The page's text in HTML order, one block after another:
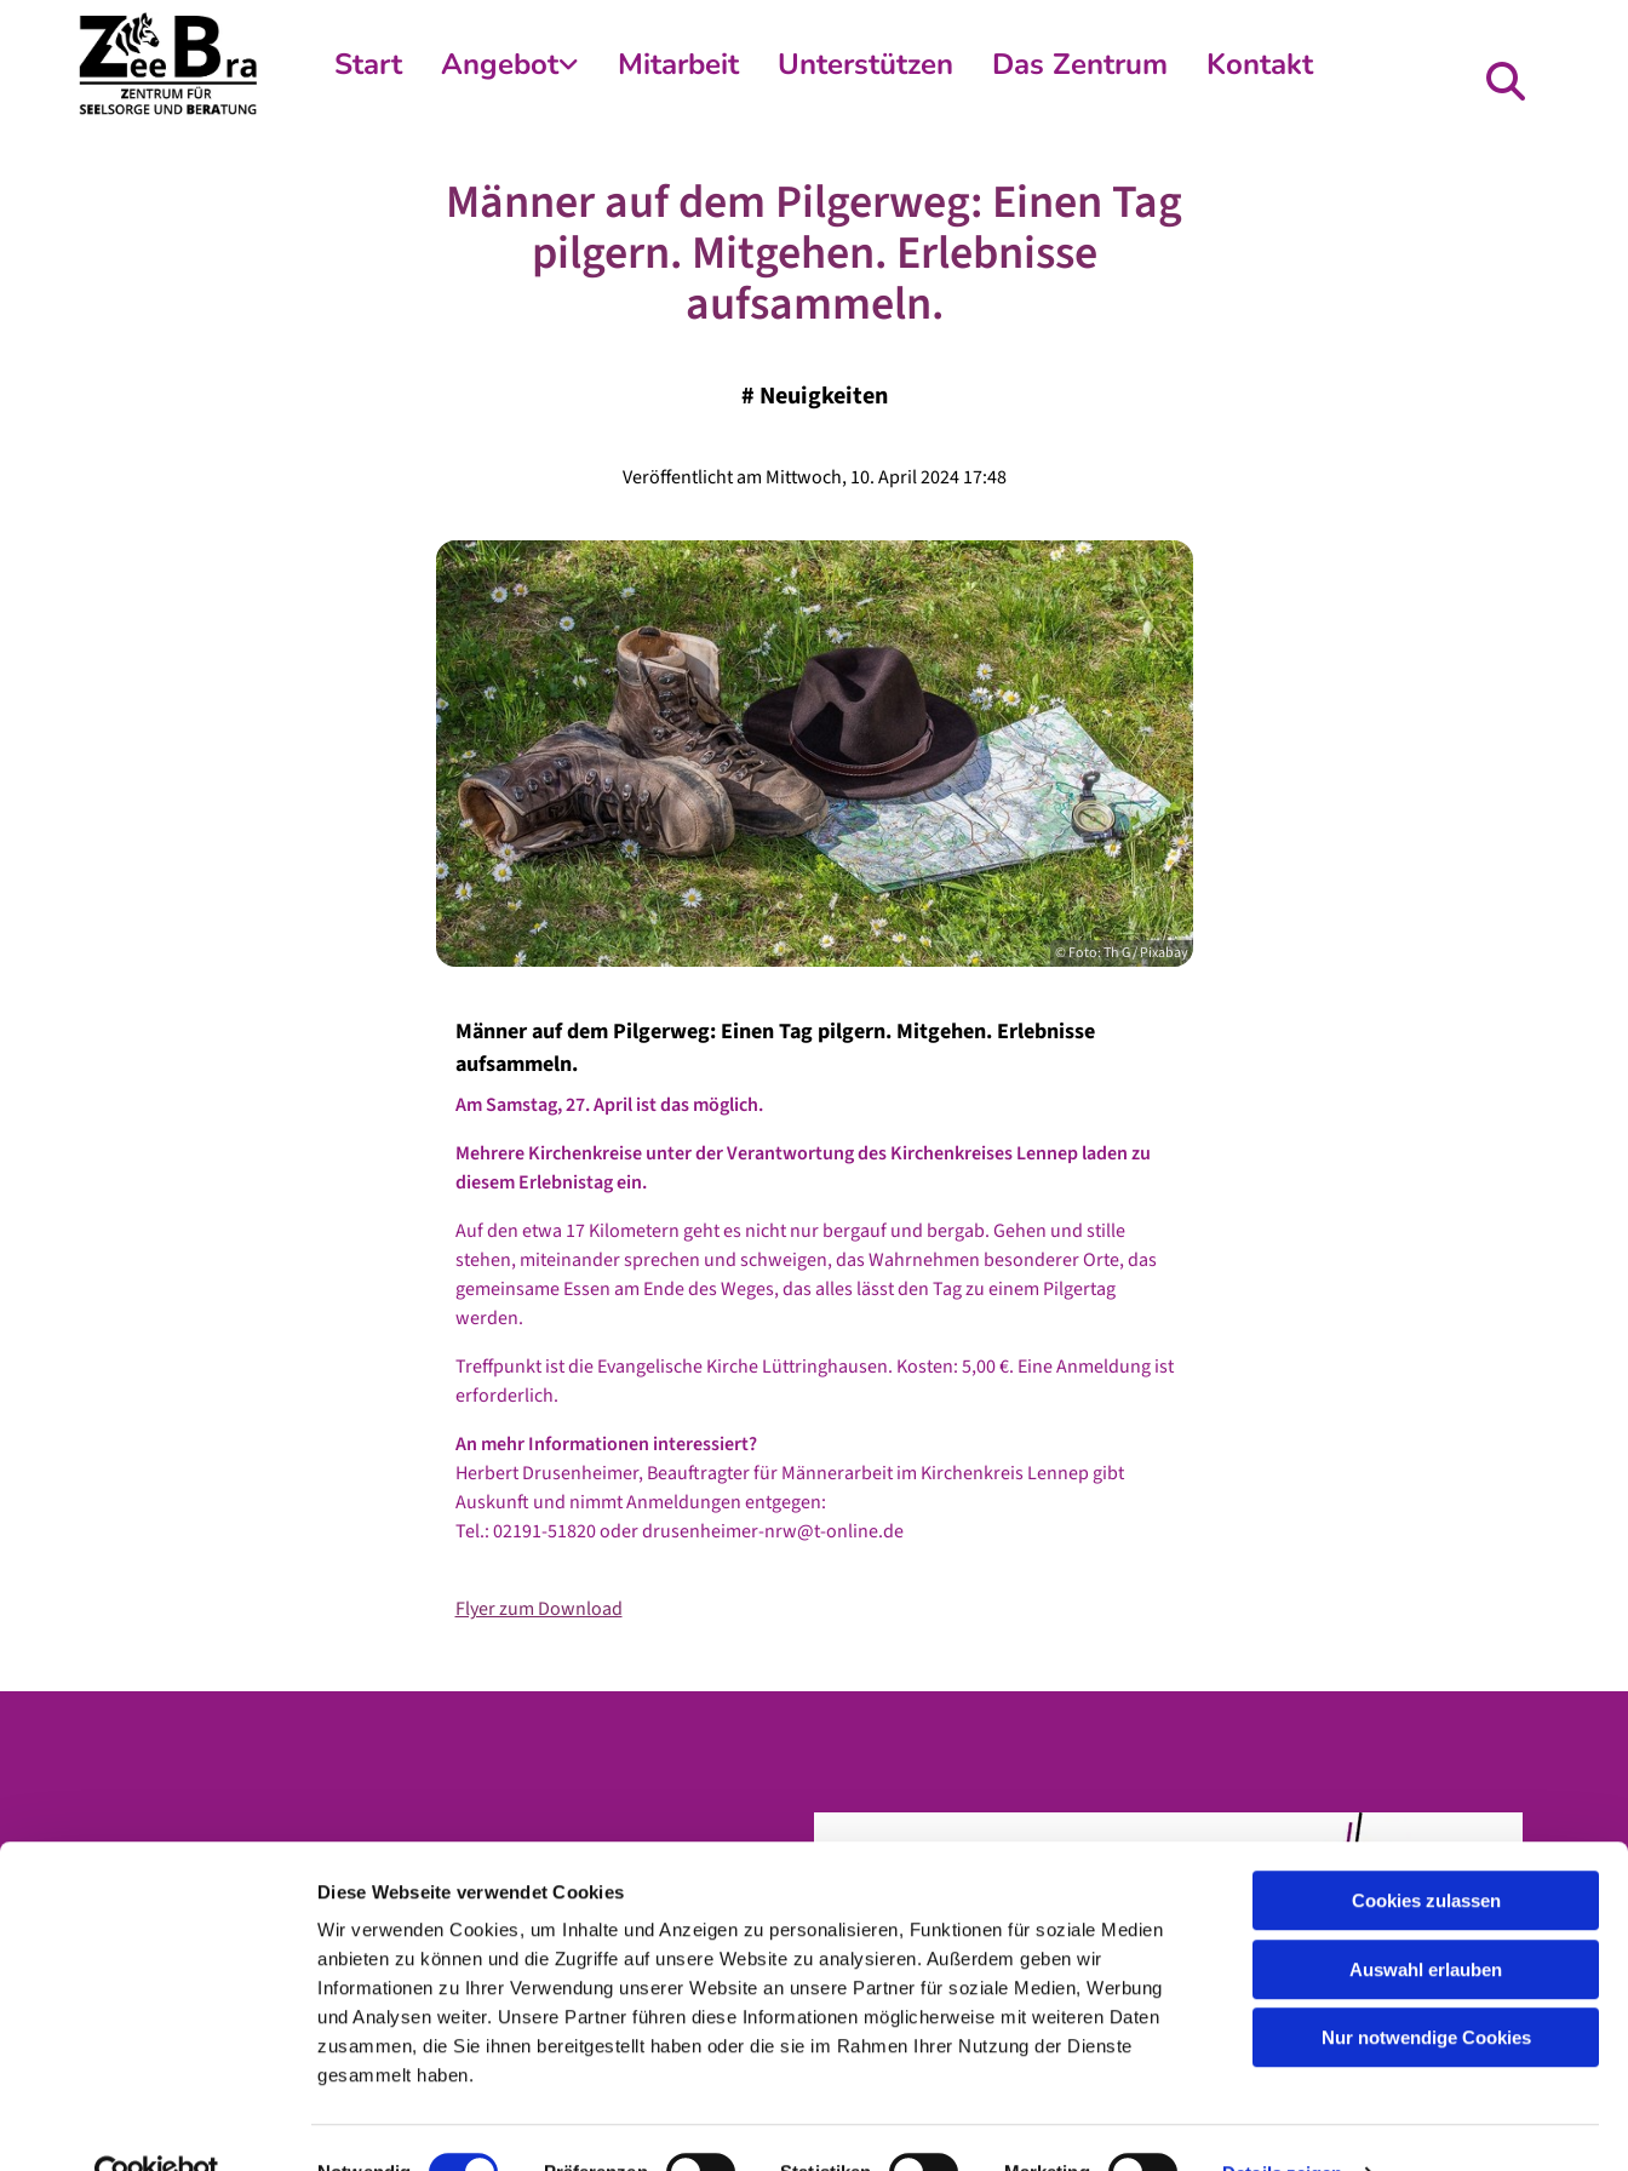
Diese Webseite verwendet Cookies
Wir verwenden Cookies, um Inhalte und Anzeigen zu personalisieren, Funktionen für soziale Medien
anbieten zu können und die Zugriffe auf unsere Website zu analysieren. Außerdem geben wir
Informationen zu Ihrer Verwendung unserer Website an unsere Partner für soziale Medien, Werbung
und Analysen weiter. Unsere Partner führen diese Informationen möglicherweise mit weiteren Daten
zusammen, die Sie ihnen bereitgestellt haben oder die sie im Rahmen Ihrer Nutzung der Dienste
gesammelt haben.
Einwilligungsauswahl
Cookies zulassen
Auswahl erlauben
Nur notwendige Cookies
Start Angebot Mitarbeit Unterstützen Das Zentrum Kontakt
Männer auf dem Pilgerweg: Einen Tag
pilgern. Mitgehen. Erlebnisse
aufsammeln.
# Neuigkeiten
Veröffentlicht am Mittwoch, 10. April 2024 17:48
© Foto: Th G / Pixabay
Männer auf dem Pilgerweg: Einen Tag pilgern. Mitgehen. Erlebnisse
aufsammeln.
Am Samstag, 27. April ist das möglich.
Mehrere Kirchenkreise unter der Verantwortung des Kirchenkreises Lennep laden zu
diesem Erlebnistag ein.
Auf den etwa 17 Kilometern geht es nicht nur bergauf und bergab. Gehen und stille
stehen, miteinander sprechen und schweigen, das Wahrnehmen besonderer Orte, das
gemeinsame Essen am Ende des Weges, das alles lässt den Tag zu einem Pilgertag
werden.
Treffpunkt ist die Evangelische Kirche Lüttringhausen. Kosten: 5,00 €. Eine Anmeldung ist
erforderlich.
An mehr Informationen interessiert?
Herbert Drusenheimer, Beauftragter für Männerarbeit im Kirchenkreis Lennep gibt
Auskunft und nimmt Anmeldungen entgegen:
Tel.: 02191-51820 oder drusenheimer-nrw@t-online.de
Flyer zum Download
Kontakt
Datenschutzerklärung
Barrierefreiheitserklärung